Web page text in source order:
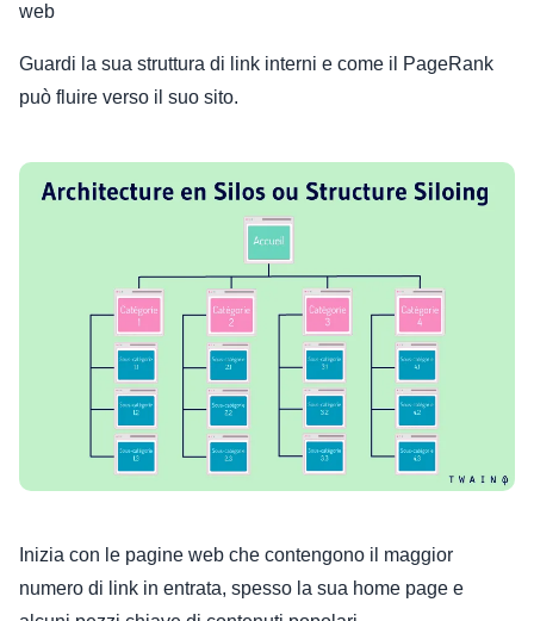
web
Guardi la sua struttura di link interni e come il PageRank
può fluire verso il suo sito.
Inizia con le pagine web che contengono il maggior
numero di link in entrata, spesso la sua home page e